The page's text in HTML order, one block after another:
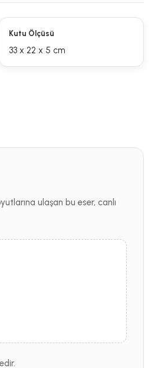
Kutu Ölçüsü
33 x 22 x 5 cm
ulaşan bu eser, canlı